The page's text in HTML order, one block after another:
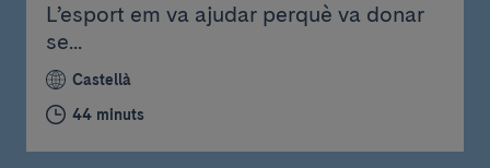
L’esport em va ajudar perquè va donar
se...
Castellà
44 minuts